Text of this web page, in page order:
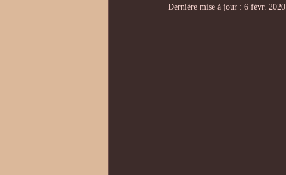
Dernière mise à jour : 6 févr. 2020